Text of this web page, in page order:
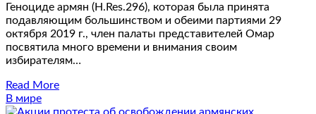
Геноциде армян (H.Res.296), которая была принята
подавляющим большинством и обеими партиями 29
октября 2019 г., член палаты представителей Омар
посвятила много времени и внимания своим
избирателям…
Read More
В мире